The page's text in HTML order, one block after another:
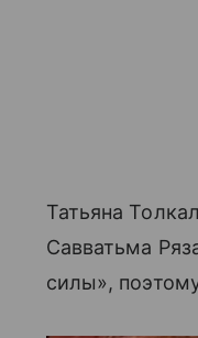
Татьяна
Савватьма
силы»,